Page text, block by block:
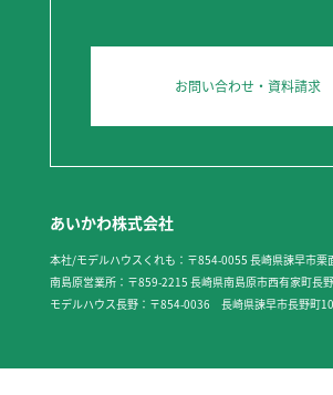
お問い合わせ・資料請求
あいかわ株式会社
本社/モデルハウスくれも：〒854-0055 長崎県諫早市栗
南島原営業所：〒859-2215 長崎県南島原市西有家町長
モデルハウス長野：〒854-0036 長崎県諫早市長野町